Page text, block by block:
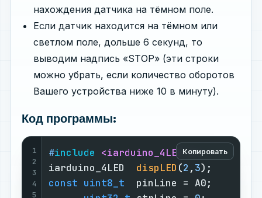
нахождения датчика на тёмном поле.
Если датчик находится на тёмном или
светлом поле, дольше 6 секунд, то
выводим надпись «STOP» (эти строки
можно убрать, если количество оборотов
Вашего устройства ниже 10 в минуту).
Код программы:
Копировать
1
2
3
4
5
#include <iarduino_4LED.h>
iarduino_4LED dispLED (2 , 3)
const uint8_t